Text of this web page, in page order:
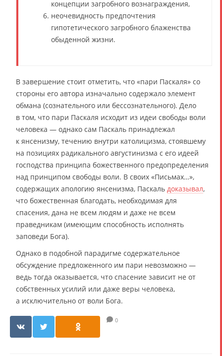
концепции загробного вознаграждения,
неочевидность предпочтения
гипотетического загробного блаженства
обыденной жизни.
В завершение стоит отметить, что «пари Паскаля» со
стороны его автора изначально содержало элемент
обмана (сознательного или бессознательного). Дело
в том, что пари Паскаля исходит из идеи свободы воли
человека — однако сам Паскаль принадлежал
к янсенизму, течению внутри католицизма, стоявшему
на позициях радикального августинизма с его идеей
господства принципа божественного предопределения
над принципом свободы воли. В своих «Письмах…»,
содержащих апологию янсенизма, Паскаль доказывал,
что божественная благодать, необходимая для
спасения, дана не всем людям и даже не всем
праведникам (имеющим способность исполнять
заповеди Бога).
Однако в подобной парадигме содержательное
обсуждение предложенного им пари невозможно —
ведь тогда оказывается, что спасение зависит не от
собственных усилий или даже веры человека,
а исключительно от воли Бога.
0